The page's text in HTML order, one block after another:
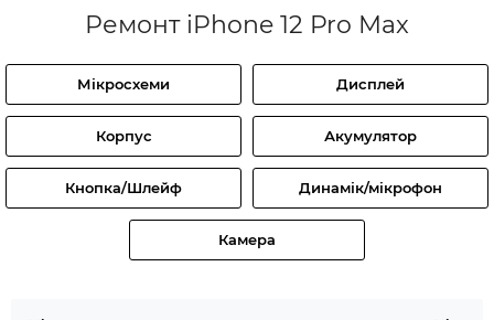
Ремонт iPhone 12 Pro Max
Мікросхеми Дисплей
Корпус Акумулятор
Кнопка/Шлейф Динамік/мікрофон
Камера